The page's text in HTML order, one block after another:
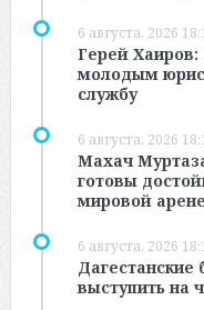
6 августа, 2026
Герей Хаиров:
молодым
службу
6 августа, 2026
Махач
готовы
мировой арене
6 августа, 2026
выступить на